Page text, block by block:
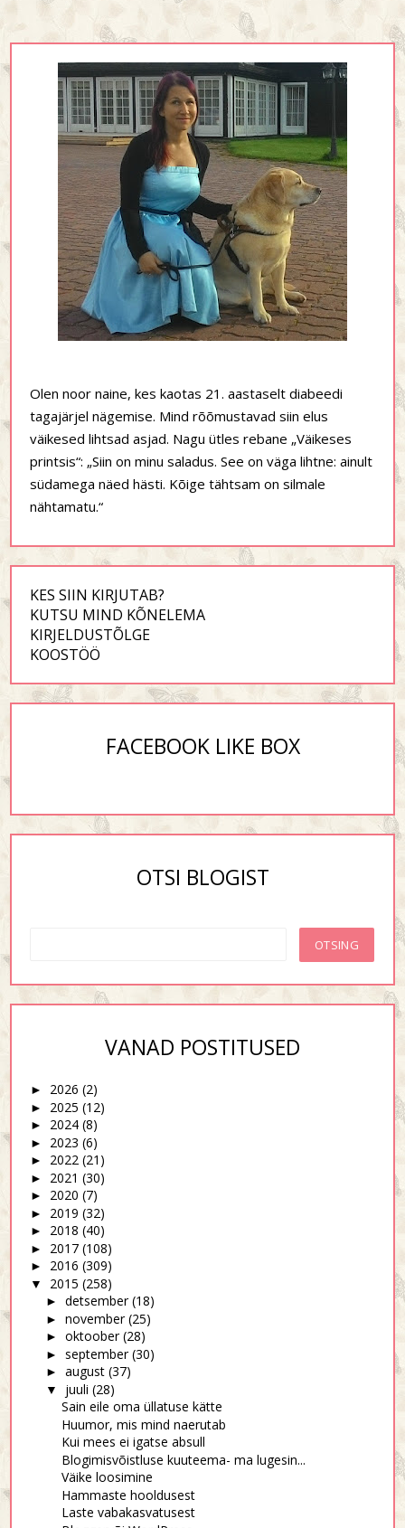
Olen noor naine, kes kaotas 21. aastaselt diabeedi
tagajärjel nägemise. Mind rõõmustavad siin elus
väikesed lihtsad asjad. Nagu ütles rebane „Väikeses
printsis“: „Siin on minu saladus. See on väga lihtne: ainult
südamega näed hästi. Kõige tähtsam on silmale
nähtamatu.“
KES SIIN KIRJUTAB?
KUTSU MIND KÕNELEMA
KIRJELDUSTÕLGE
KOOSTÖÖ
FACEBOOK LIKE BOX
OTSI BLOGIST
VANAD POSTITUSED
► 2026 (2)
► 2025 (12)
► 2024 (8)
► 2023 (6)
► 2022 (21)
► 2021 (30)
► 2020 (7)
► 2019 (32)
► 2018 (40)
► 2017 (108)
► 2016 (309)
▼ 2015 (258)
► detsember (18)
► november (25)
► oktoober (28)
► september (30)
► august (37)
▼ juuli (28)
Sain eile oma üllatuse kätte
Huumor, mis mind naerutab
Kui mees ei igatse absull
Blogimisvõistluse kuuteema- ma lugesin...
Väike loosimine
Hammaste hooldusest
Laste vabakasvatusest